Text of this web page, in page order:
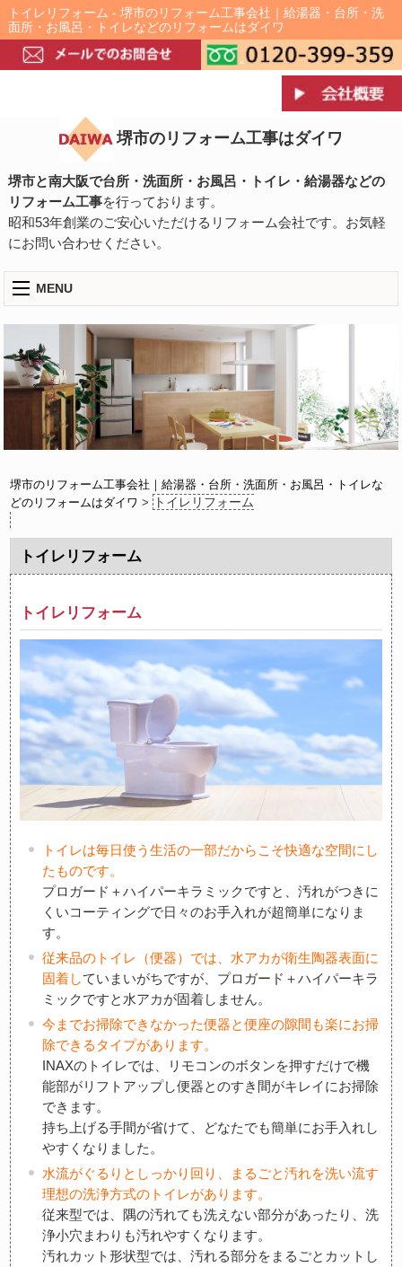
トイレリフォーム - 堺市のリフォーム工事会社｜給湯器・台所・洗
面所・お風呂・トイレなどのリフォームはダイワ
堺市のリフォーム工事はダイワ
堺市と南大阪で台所・洗面所・お風呂・トイレ・給湯器などの
リフォーム工事を行っております。
昭和53年創業のご安心いただけるリフォーム会社です。お気軽
にお問い合わせください。
MENU
堺市のリフォーム工事会社｜給湯器・台所・洗面所・お風呂・トイレな
どのリフォームはダイワ > トイレリフォーム
トイレリフォーム
トイレリフォーム
トイレは毎日使う生活の一部だからこそ快適な空間にし
たものです。
プロガード＋ハイパーキラミックですと、汚れがつきに
くいコーティングで日々のお手入れが超簡単になりま
す。
従来品のトイレ（便器）では、水アカが衛生陶器表面に
固着していまいがちですが、プロガード＋ハイパーキラ
ミックですと水アカが固着しません。
今までお掃除できなかった便器と便座の隙間も楽にお掃
除できるタイプがあります。
INAXのトイレでは、リモコンのボタンを押すだけで機
能部がリフトアップし便器とのすき間がキレイにお掃除
できます。
持ち上げる手間が省けて、どなたでも簡単にお手入れし
やすくなりました。
水流がぐるりとしっかり回り、まるごと汚れを洗い流す
理想の洗浄方式のトイレがあります。
従来型では、隅の汚れても洗えない部分があったり、洗
浄小穴まわりも汚れやすくなります。
汚れカット形状型では、汚れる部分をまるごとカットし